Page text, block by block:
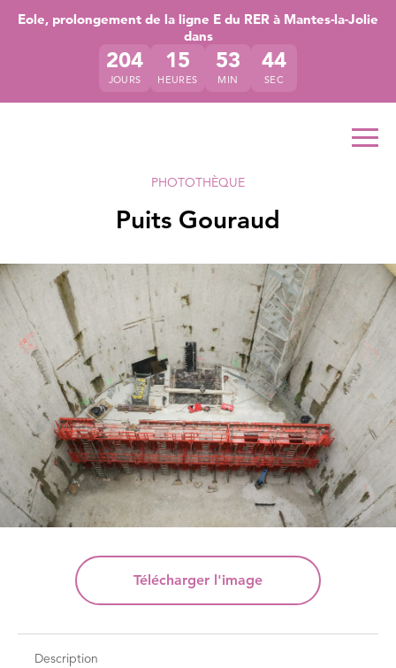
Accéder directement au contenu de la page
Accéder à la navigation principale
Accéder à la recherche
Eole, prolongement de la ligne E du RER à Mantes-la-Jolie
dans
204
JOURS
15
HEURES
53
MIN
44
SEC
PHOTOTHÈQUE
Puits Gouraud
Télécharger l'image
Description